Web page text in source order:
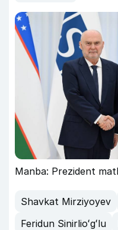
Manba: Prezident
Shavkat Mirziyoyev
Feridun Sinirlioʻgʻlu